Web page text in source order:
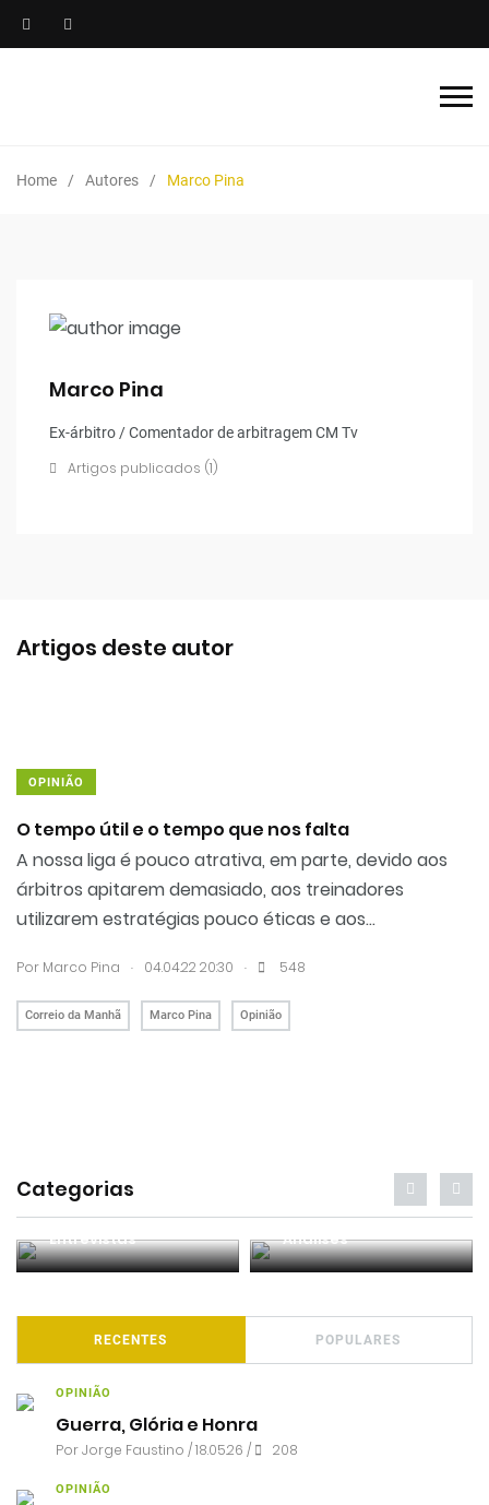
Home Autores Marco Pina
Marco Pina
Ex-árbitro / Comentador de arbitragem CM Tv
Artigos publicados (1)
Artigos deste autor
OPINIÃO
O tempo útil e o tempo que nos falta
A nossa liga é pouco atrativa, em parte, devido aos
árbitros apitarem demasiado, aos treinadores
utilizarem estratégias pouco éticas e aos...
Por Marco Pina . 04.04.22 20:30 . 548
Correio da Manhã Marco Pina Opinião
Categorias
Entrevistas Análises
RECENTES POPULARES
OPINIÃO
Guerra, Glória e Honra
PorJorge Faustino / 18.05.26 / 208
OPINIÃO